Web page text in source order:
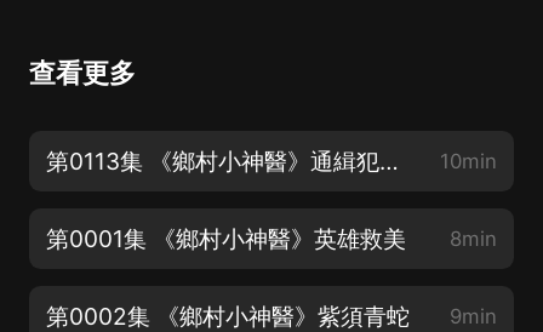
查看更多
第0113集 《鄉村小神醫》通緝犯海鯨 10min
第0001集 《鄉村小神醫》英雄救美 8min
第0002集 《鄉村小神醫》紫須青蛇 9min